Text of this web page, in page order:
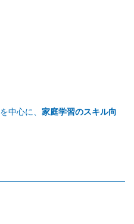
を中心に、 家庭学習のスキル向